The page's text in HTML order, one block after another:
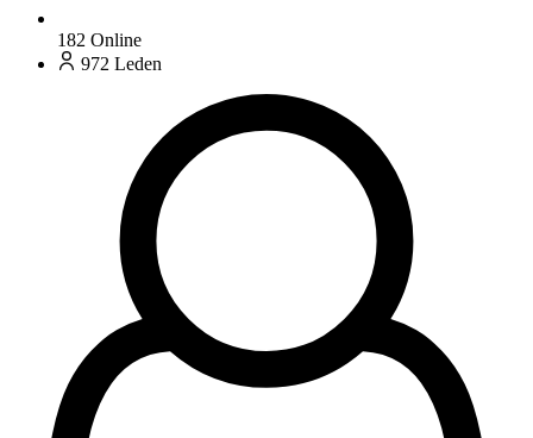
182 Online
972 Leden